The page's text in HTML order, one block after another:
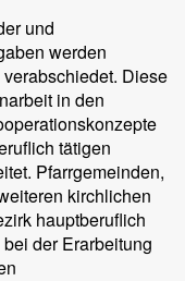
und
werden
Diese
in den
tätigen
Pfarrgemeinden,
kirchlichen
hauptberuflich
der Erarbeitung